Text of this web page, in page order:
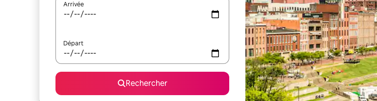
Arrivée
Départ
Rechercher